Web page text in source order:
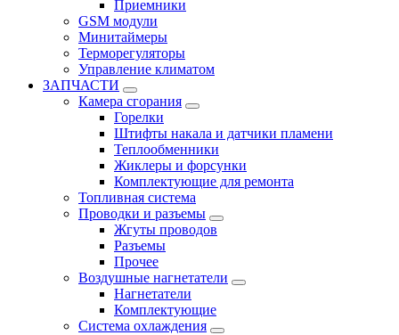
Приемники
GSM модули
Минитаймеры
Терморегуляторы
Управление климатом
ЗАПЧАСТИ
Камера сгорания
Горелки
Штифты накала и датчики пламени
Теплообменники
Жиклеры и форсунки
Комплектующие для ремонта
Топливная система
Проводки и разъемы
Жгуты проводов
Разъемы
Прочее
Воздушные нагнетатели
Нагнетатели
Комплектующие
Система охлаждения